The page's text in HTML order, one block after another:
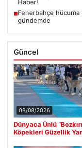
Haber!
■Fenerbahçe
gündemde
Güncel
08/08/2026
Dünyaca Ünlü
Köpekleri Güzellik